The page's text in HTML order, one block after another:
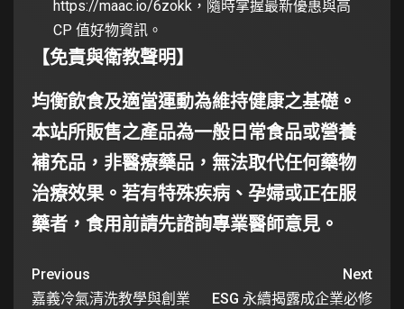
https://maac.io/6zokk ，隨時掌握最新優惠與高
CP 值好物資訊。
【免責與衛教聲明】
均衡飲食及適當運動為維持健康之基礎。
本站所販售之產品為一般日常食品或營養
補充品，非醫療藥品，無法取代任何藥物
治療效果。若有特殊疾病、孕婦或正在服
藥者，食用前請先諮詢專業醫師意見。
Previous
嘉義冷氣清洗教學與創業
Next
ESG 永續揭露成企業必修